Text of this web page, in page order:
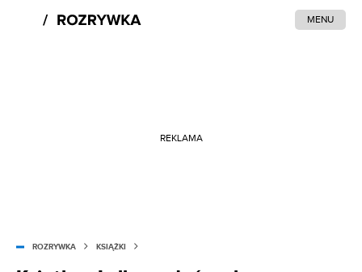
MENU
REKLAMA
ROZRYWKA KSIĄŻKI